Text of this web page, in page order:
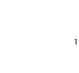
1